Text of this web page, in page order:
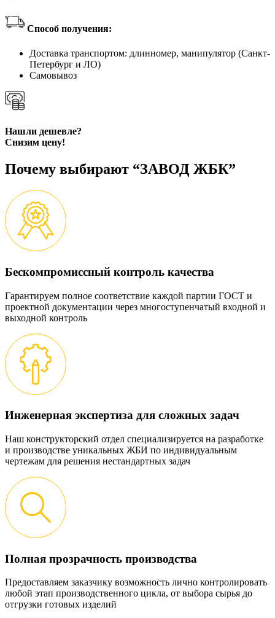
Способ получения:
Доставка транспортом: длинномер, манипулятор (Санкт-
Петербург и ЛО)
Самовывоз
Нашли дешевле?
Снизим цену!
Почему выбирают “ЗАВОД ЖБК”
Бескомпромиссный контроль качества
Гарантируем полное соответствие каждой партии ГОСТ и
проектной документации через многоступенчатый входной и
выходной контроль
Инженерная экспертиза для сложных задач
Наш конструкторский отдел специализируется на разработке
и производстве уникальных ЖБИ по индивидуальным
чертежам для решения нестандартных задач
Полная прозрачность производства
Предоставляем заказчику возможность лично контролировать
любой этап производственного цикла, от выбора сырья до
отгрузки готовых изделий